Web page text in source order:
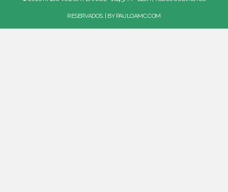
RESERVADOS. | BY PAULOAMC.COM